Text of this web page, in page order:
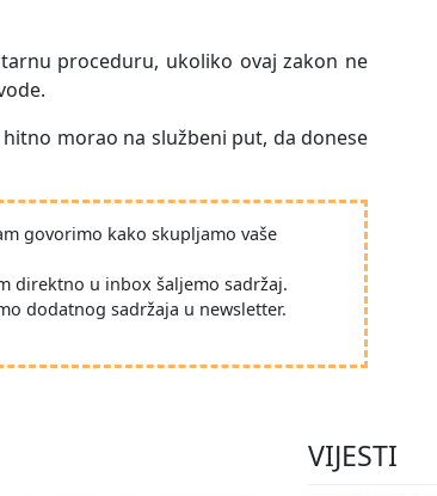
proceduru, ukoliko ovaj zakon ne
morao na službeni put, da donese
govorimo kako skupljamo vaše
direktno u inbox šaljemo sadržaj.
dodatnog sadržaja u newsletter.
VIJESTI